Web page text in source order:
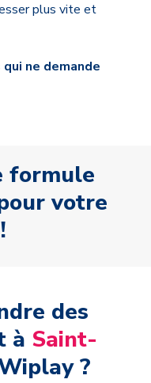
plus vite et
ne demande
formule
votre
des
à Saint-
?